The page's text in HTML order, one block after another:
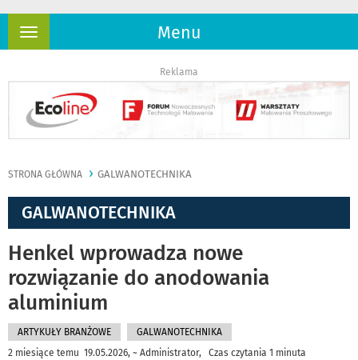
Menu
Rozwiń
Reklama
STRONA GŁÓWNA GALWANOTECHNIKA
GALWANOTECHNIKA
Henkel wprowadza nowe
rozwiązanie do anodowania
aluminium
ARTYKUŁY BRANŻOWE
GALWANOTECHNIKA
2 miesiące temu 19.05.2026, ~ Administrator, Czas czytania 1 minuta